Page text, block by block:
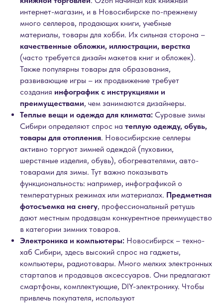
интернет-магазин, и в Новосибирске по-прежнему
много селлеров, продающих книги, учебные
материалы, товары для хобби. Их сильная сторона –
качественные обложки, иллюстрации, верстка
(часто требуется дизайн макетов книг и обложек).
Также популярны товары для образования,
развивающие игры – их продвижение требует
создания инфографик с инструкциями и
преимуществами, чем занимаются дизайнеры.
Теплые вещи и одежда для климата: Суровые зимы
Сибири определяют спрос на теплую одежду, обувь,
товары для отопления. Новосибирские селлеры
активно торгуют зимней одеждой (пуховики,
шерстяные изделия, обувь), обогревателями, авто-
товарами для зимы. Тут важно показывать
функциональность: например, инфографикой о
температурных режимах или материалах. Предметная
фотосъемка на снегу, профессиональный ретушь
дают местным продавцам конкурентное преимущество
в категории зимних товаров.
Электроника и компьютеры: Новосибирск – техно-
хаб Сибири, здесь высокий спрос на гаджеты,
компьютеры, радиотовары. Много мелких электронных
стартапов и продавцов аксессуаров. Они предлагают
смартфоны, комплектующие, DIY-электронику. Чтобы
привлечь покупателя, используют